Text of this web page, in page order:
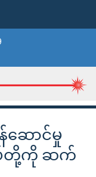
ောင်မှု
ပ်တို့ကို ဆက်